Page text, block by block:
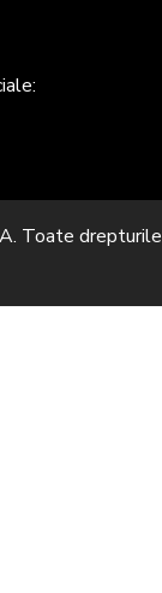
Toate drepturile